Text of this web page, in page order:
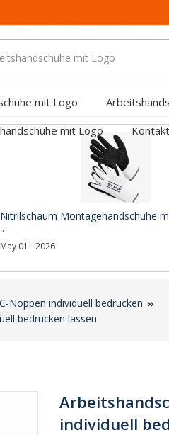
mit Logo
mit Logo
Nitrilschaum Montagehandschuhe
..
May 01 - 2026
Noppen individuell bedrucken
bedrucken lassen
individuell